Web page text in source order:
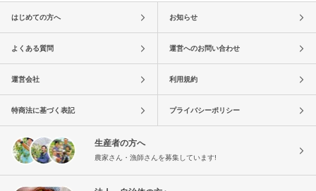
はじめての方へ お知らせ
よくある質問 運営へのお問い合わせ
運営会社 利用規約
特商法に基づく表記 プライバシーポリシー
生産者の方へ
農家さん・漁師さんを募集しています!